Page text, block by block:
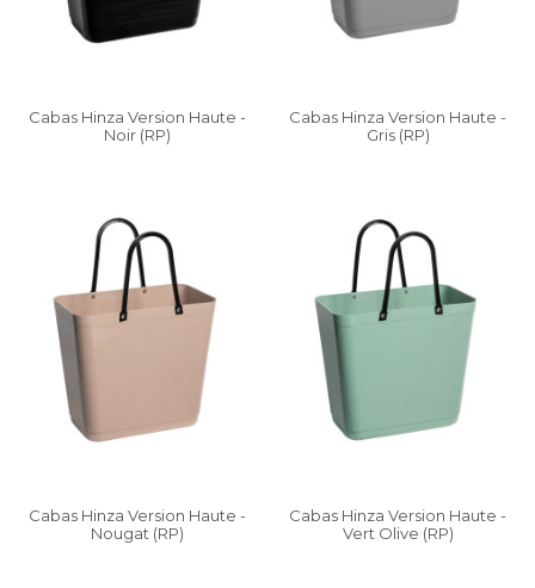
Cabas Hinza Version Haute -
Noir (RP)
Cabas Hinza Version Haute -
Gris (RP)
Cabas Hinza Version Haute -
Nougat (RP)
Cabas Hinza Version Haute -
Vert Olive (RP)